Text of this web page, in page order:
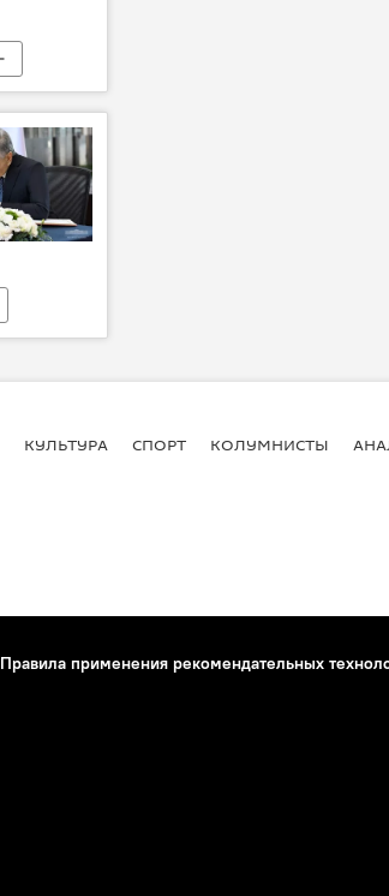
КУЛЬТУРА СПОРТ КОЛУМНИСТЫ
Правила применения рекомендательных